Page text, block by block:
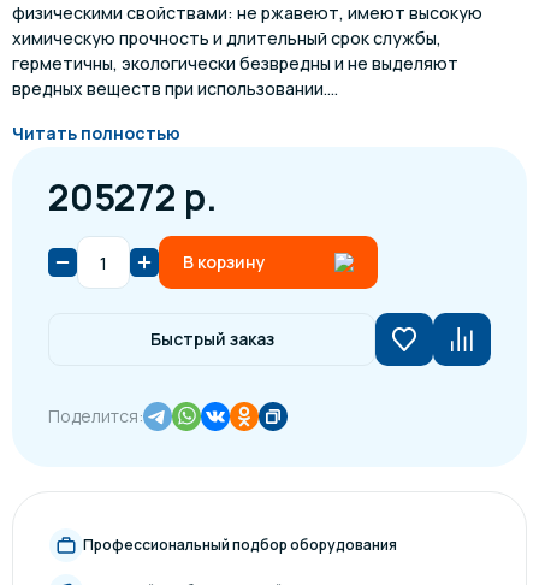
физическими свойствами: не ржавеют, имеют высокую
химическую прочность и длительный срок службы,
герметичны, экологически безвредны и не выделяют
вредных веществ при использовании....
Читать полностью
205272 р.
В корзину
Быстрый заказ
Поделится:
Профессиональный подбор оборудования